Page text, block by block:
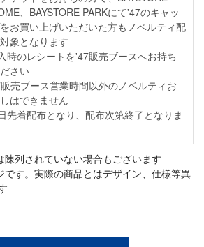
、BAYSTORE PARKにて'47のキャッ
お買い上げいただいた方もノベルティ配
象となります
時のレシートを'47販売ブースへお持ち
さい
売ブース営業時間以外のノベルティお
はできません
先着配布となり、配布次第終了となりま
陳列されていない場合もございます
です。実際の商品とはデザイン、仕様等異